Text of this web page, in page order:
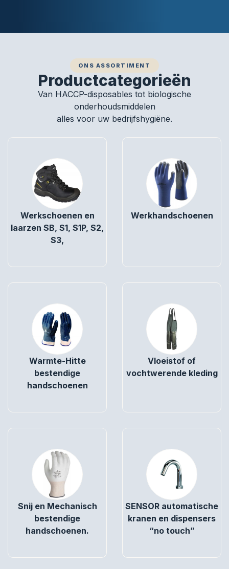
ONS ASSORTIMENT
Productcategorieën
Van HACCP-disposables tot biologische
onderhoudsmiddelen
alles voor uw bedrijfshygiëne.
Werkschoenen en
laarzen SB, S1, S1P, S2,
S3,
Werkhandschoenen
Warmte-Hitte
bestendige
handschoenen
Vloeistof of
vochtwerende kleding
Snij en Mechanisch
bestendige
handschoenen.
SENSOR automatische
kranen en dispensers
“no touch”